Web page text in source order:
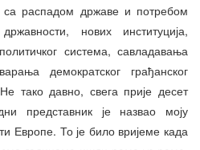
са распадом државе и потребом
нових институција,
система, савладавања
демократског грађанског
тако давно, свега прије десет
представник је назвао моју
Европе. То је било вријеме када